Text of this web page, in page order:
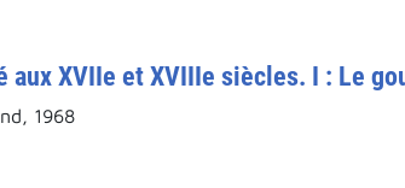
aux XVIIe et XVIIIe siècles. I : Le
1968